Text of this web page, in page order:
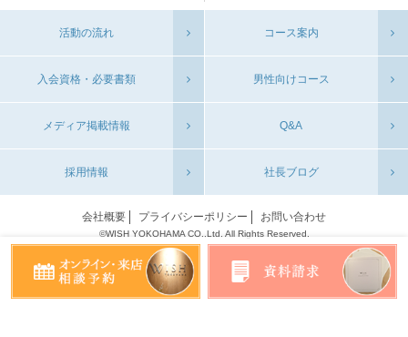
活動の流れ コース案内
入会資格・必要書類 男性向けコース
メディア掲載情報 Q&A
採用情報 社長ブログ
会社概要 プライバシーポリシー お問い合わせ
©WISH YOKOHAMA CO.,Ltd. All Rights Reserved.